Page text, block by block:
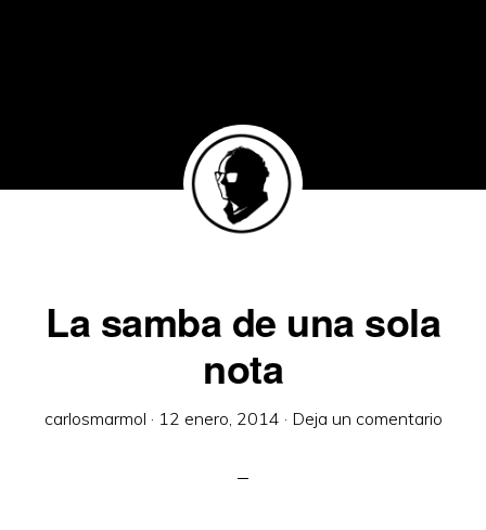
La samba de una sola
nota
carlosmarmol · 12 enero, 2014 · Deja un comentario